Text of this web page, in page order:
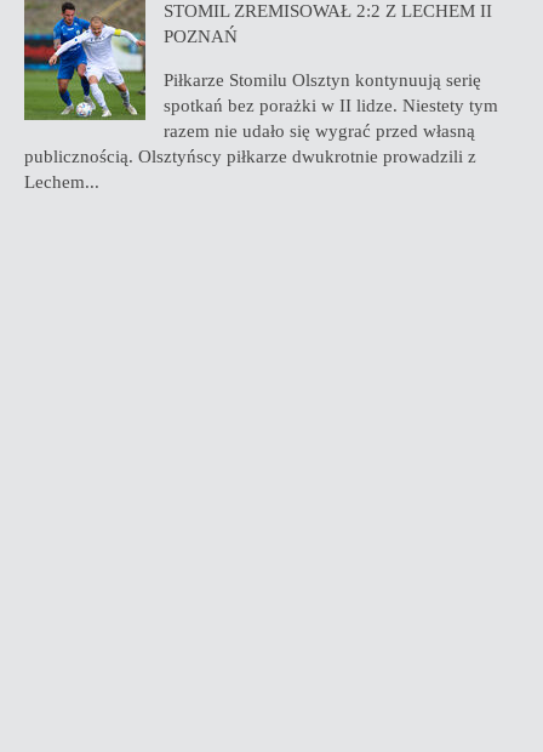
STOMIL ZREMISOWAŁ 2:2 Z LECHEM II
POZNAŃ
Piłkarze Stomilu Olsztyn kontynuują serię
spotkań bez porażki w II lidze. Niestety tym
razem nie udało się wygrać przed własną
publicznością. Olsztyńscy piłkarze dwukrotnie prowadzili z
Lechem...